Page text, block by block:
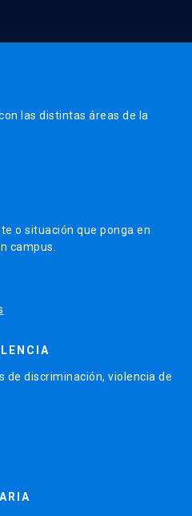
las distintas áreas de la
o situación que ponga en
campus.
de discriminación, violencia de